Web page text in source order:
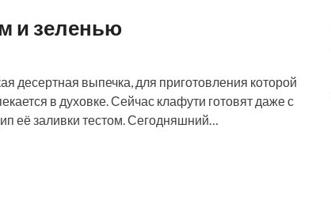
и зеленью
десертная выпечка, для приготовления которой
в духовке. Сейчас клафути готовят даже с
её заливки тестом. Сегодняшний…